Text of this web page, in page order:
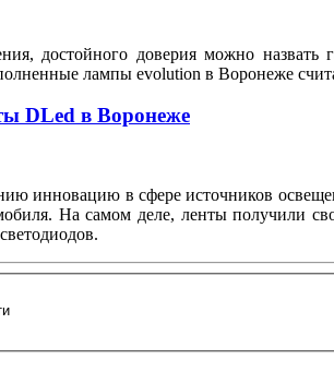
достойного доверия можно
лампы evolution в Воронеже
DLed в Воронеже
инновацию в сфере источников
На самом деле, ленты получили